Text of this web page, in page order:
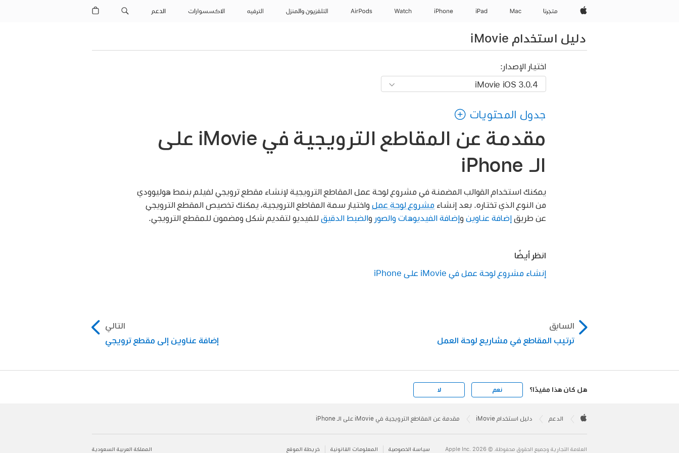
Apple‏المتجر Mac
iPad‏
iPhone
Watch
AirPods التلفزيون والمنزل الترفيه الاكسسوارات الدعم
دليل استخدام iMovie
اختيار الإصدار:
جدول المحتويات
مقدمة عن المقاطع الترويجية في iMovie على
الـ iPhone
يمكنك استخدام القوالب المضمنة في مشروع لوحة عمل المقاطع الترويجية لإنشاء مقطع ترويجي لفيلم بنمط هوليوودي
من النوع الذي تختاره. بعد إنشاء مشروع لوحة عمل واختيار سمة المقاطع الترويجية، يمكنك تخصيص المقطع الترويجي
عن طريقإضافة عناوين وإضافة الفيديوهات والصور والضبط الدقيق للفيديو لتقديم شكل ومضمون للمقطع الترويجي.
انظر أيضًا
إنشاء مشروع لوحة عمل في iMovie على iPhone
السابق
ترتيب المقاطع في مشاريع لوحة العمل
التالي
إضافة عناوين إلى مقطع ترويجي
هل كان هذا مفيدًا؟ نعم لا
Footer

الدعم دليل استخدام iMovie مقدمة عن المقاطع الترويجية في iMovie على الـ iPhone
المملكة العربية السعودية العلامة التجارية وجميع الحقوق محفوظة. © 2026 ‏.Apple Inc سياسة الخصوصية المعلومات القانونية خريطة الموقع